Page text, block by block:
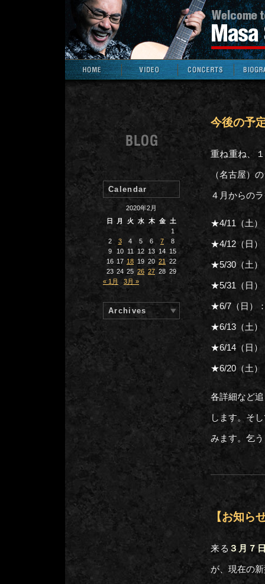
今後の予
重ね重ね、
（名古屋）
４月からの
★4/11（土）
★4/12（日）
★5/30（土）
★5/31（日）
★6/7（日）
★6/13（土）
★6/14（日）
★6/20（土）
各詳細など
します。そ
みます。乞
【お知ら
来る ３月７
が、現在の
Calendar
2020年2月
日
月 火 水 木 金
土
1
2
3 4 5 6 7
8
9
10 11 12 13 14 15
16 17 18 19 20 21
22
23 24 25 26 27 28 29
« 1月
3月 »
Archives